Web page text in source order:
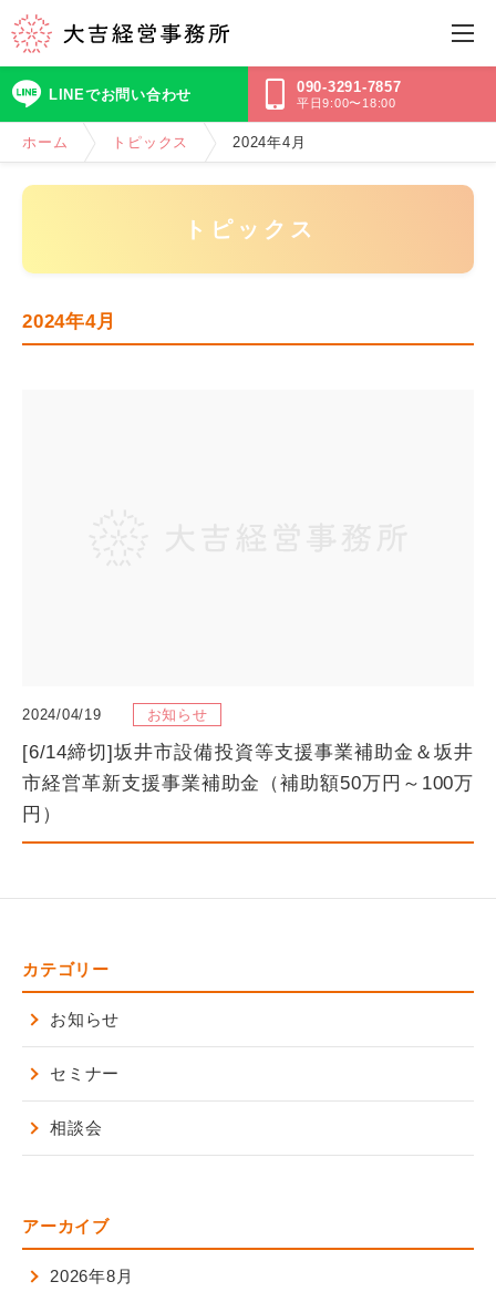
090-3291-7857
平日9:00〜18:00
LINEでお問い合わせ
ホーム トピックス 2024年4月
トピックス
2024年4月
2024/04/19 お知らせ
[6/14締切]坂井市設備投資等支援事業補助金＆坂井
市経営革新支援事業補助金（補助額50万円～100万
円）
カテゴリー
お知らせ
セミナー
相談会
アーカイブ
2026年8月